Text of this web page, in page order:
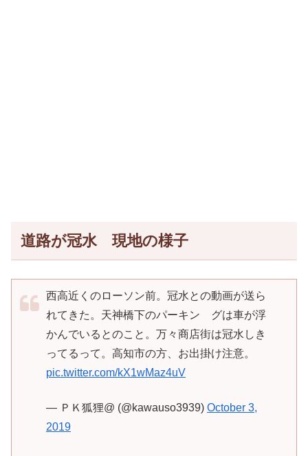
道路が冠水 現地の様子
西高近くのローソン前。冠水との動画が送ら
れてきた。天神橋下のパーキン グは車が浮
かんでいるとのこと。万々商店街は冠水しき
ってるって。高知市の方、お出掛け注意。
pic.twitter.com/kX1wMaz4uV
— ＰＫ狐狸@ (@kawauso3939) October 3,
2019